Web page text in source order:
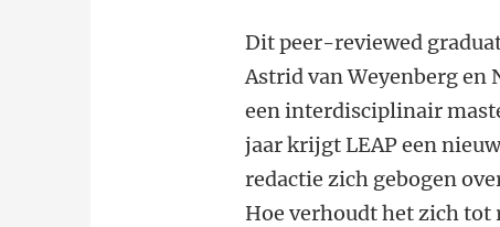
Dit peer-reviewed
Astrid van Weyenberg en
een interdisciplinair
jaar krijgt LEAP een
redactie zich gebogen
Hoe verhoudt het zich tot